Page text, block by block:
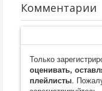
Комментарии
Только
оценивать,
плейлисты.